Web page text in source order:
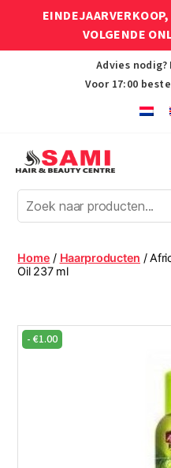
VOLGENDE
Advies nodig?
Voor 17:00
Afro
Hair
Beauty
Centre
Home / Haarproducten /
Oil 237 ml
-€1.00